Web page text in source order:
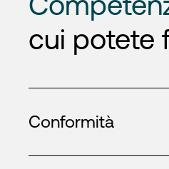
cui potete
Conformità